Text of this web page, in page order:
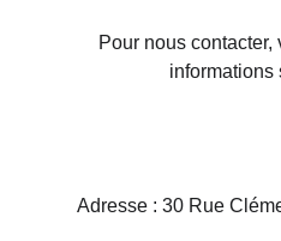
Pour nous
informations
Adresse : 30 Rue